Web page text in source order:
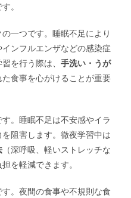
。
一つです。睡眠不足により
ンフルエンザなどの感染症
を行う際は、手洗い・うが
た食事を心がけることが重要
。睡眠不足は不安感やイラ
阻害します。徹夜学習中は
（深呼吸、軽いストレッチな
を軽減できます。
。夜間の食事や不規則な食